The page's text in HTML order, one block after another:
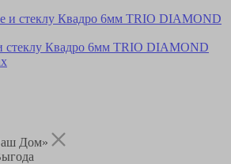
стеклу Квадро 6мм TRIO DIAMOND
Дом»